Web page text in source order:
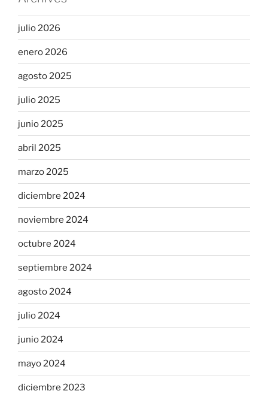
julio 2026
enero 2026
agosto 2025
julio 2025
junio 2025
abril 2025
marzo 2025
diciembre 2024
noviembre 2024
octubre 2024
septiembre 2024
agosto 2024
julio 2024
junio 2024
mayo 2024
diciembre 2023